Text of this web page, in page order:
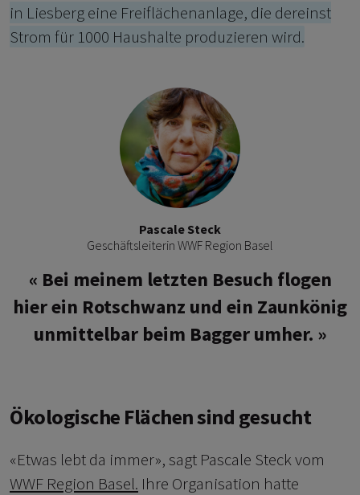
in Liesberg eine Freiflächenanlage, die dereinst
Strom für 1000 Haushalte produzieren wird.
Pascale Steck
Geschäftsleiterin WWF Region Basel
Bei meinem letzten Besuch flogen
hier ein Rotschwanz und ein Zaunkönig
unmittelbar beim Bagger umher.
Ökologische Flächen sind gesucht
«Etwas lebt da immer», sagt Pascale Steck vom
WWF Region Basel. Ihre Organisation hatte